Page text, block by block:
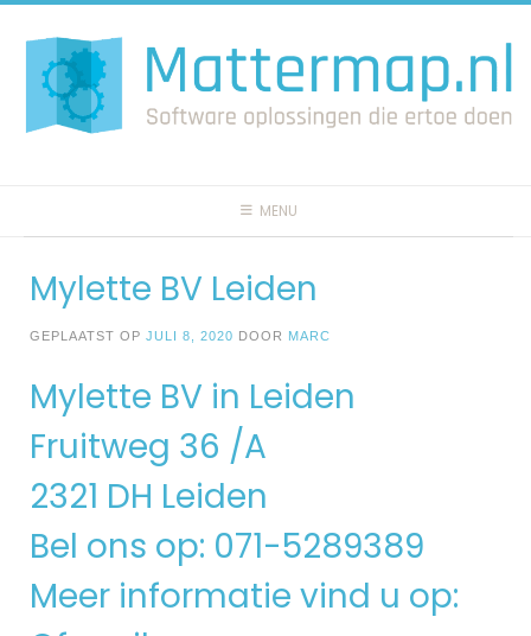
naar
inhoud
MENU
Mylette BV Leiden
GEPLAATST OP JULI 8, 2020 DOOR MARC
Mylette BV in Leiden
Fruitweg 36 /A
2321 DH Leiden
Bel ons op: 071-5289389
Meer informatie vind u op: